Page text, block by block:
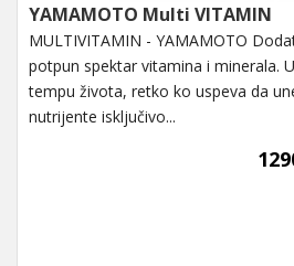
YAMAMOTO Multi VITAMIN
MULTIVITAMIN - YAMAMOTO
potpun spektar vitamina i minerala.
tempu života, retko ko uspeva da
nutrijente isključivo...